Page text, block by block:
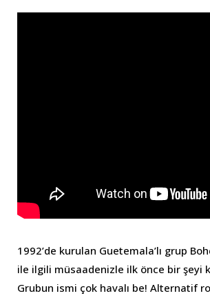
1992’de kurulan Guetemala’lı grup
ile ilgili müsaadenizle ilk önce bir şeyi
Grubun ismi çok havalı be! Alternatif